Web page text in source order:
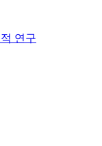
연구